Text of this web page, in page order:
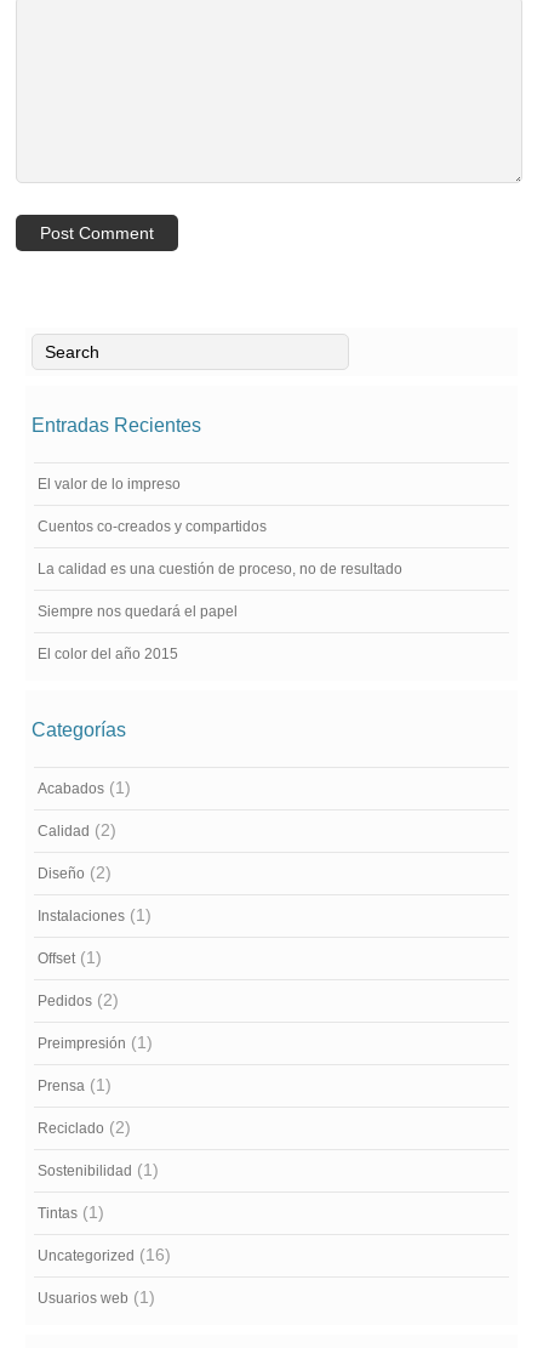
Entradas Recientes
El valor de lo impreso
Cuentos co-creados y compartidos
La calidad es una cuestión de proceso, no de resultado
Siempre nos quedará el papel
El color del año 2015
Categorías
Acabados (1)
Calidad (2)
Diseño (2)
Instalaciones (1)
Offset (1)
Pedidos (2)
Preimpresión (1)
Prensa (1)
Reciclado (2)
Sostenibilidad (1)
Tintas (1)
Uncategorized (16)
Usuarios web (1)